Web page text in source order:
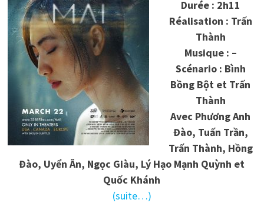
Durée : 2h11
Réalisation : Trấn
Thành
Musique : –
Scénario : Bình
Bồng Bột et Trấn
Thành
Avec Phương Anh
Đào, Tuấn Trần,
Trấn Thành, Hồng
Đào, Uyển Ân, Ngọc Giàu, Lý Hạo Mạnh Quỳnh et
Quốc Khánh
(suite…)